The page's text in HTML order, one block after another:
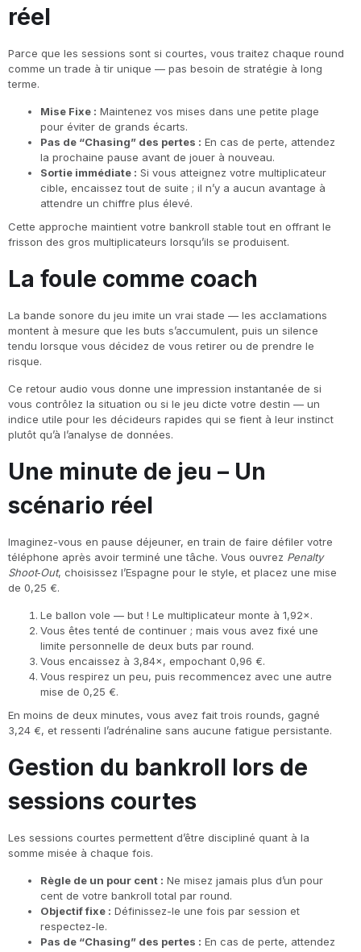
réel
Parce que les sessions sont si courtes, vous traitez chaque round
comme un trade à tir unique — pas besoin de stratégie à long
terme.
Mise Fixe : Maintenez vos mises dans une petite plage
pour éviter de grands écarts.
Pas de “Chasing” des pertes : En cas de perte, attendez
la prochaine pause avant de jouer à nouveau.
Sortie immédiate : Si vous atteignez votre multiplicateur
cible, encaissez tout de suite ; il n’y a aucun avantage à
attendre un chiffre plus élevé.
Cette approche maintient votre bankroll stable tout en offrant le
frisson des gros multiplicateurs lorsqu’ils se produisent.
La foule comme coach
La bande sonore du jeu imite un vrai stade — les acclamations
montent à mesure que les buts s’accumulent, puis un silence
tendu lorsque vous décidez de vous retirer ou de prendre le
risque.
Ce retour audio vous donne une impression instantanée de si
vous contrôlez la situation ou si le jeu dicte votre destin — un
indice utile pour les décideurs rapides qui se fient à leur instinct
plutôt qu’à l’analyse de données.
Une minute de jeu – Un
scénario réel
Imaginez-vous en pause déjeuner, en train de faire défiler votre
téléphone après avoir terminé une tâche. Vous ouvrez Penalty
Shoot‑Out, choisissez l’Espagne pour le style, et placez une mise
de 0,25 €.
Le ballon vole — but ! Le multiplicateur monte à 1,92×.
Vous êtes tenté de continuer ; mais vous avez fixé une
limite personnelle de deux buts par round.
Vous encaissez à 3,84×, empochant 0,96 €.
Vous respirez un peu, puis recommencez avec une autre
mise de 0,25 €.
En moins de deux minutes, vous avez fait trois rounds, gagné
3,24 €, et ressenti l’adrénaline sans aucune fatigue persistante.
Gestion du bankroll lors de
sessions courtes
Les sessions courtes permettent d’être discipliné quant à la
somme misée à chaque fois.
Règle de un pour cent : Ne misez jamais plus d’un pour
cent de votre bankroll total par round.
Objectif fixe : Définissez-le une fois par session et
respectez-le.
Pas de “Chasing” des pertes : En cas de perte, attendez